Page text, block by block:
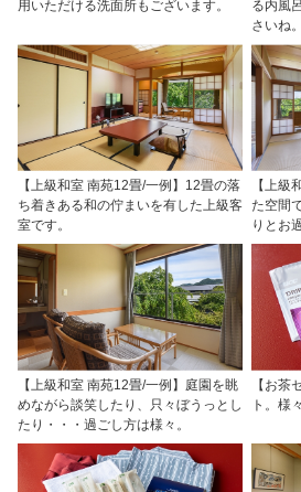
用いただける洗面所もございます。
る内風
さいね。
【上級和室 南苑12畳/一例】12畳の落
ち着きある和の佇まいを有した上級客
室です。
【上級
た空間
りとお
【上級和室 南苑12畳/一例】庭園を眺
めながら談笑したり、只々ぼうっとし
たり・・・過ごし方は様々。
【お茶
ト。様